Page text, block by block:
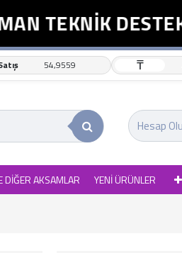
TEKNİK DESTEK
54,9559 ₸
Hesap
DİĞER AKSAMLAR YENİ ÜRÜNLER